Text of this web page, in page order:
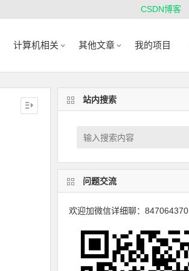
CSDN博客
计算机相关 其他文章 我的项目
站内搜索
问题交流
欢迎加微信详细聊：847064370